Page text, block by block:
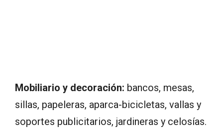
Mobiliario y decoración: bancos, mesas,
sillas, papeleras, aparca-bicicletas, vallas y
soportes publicitarios, jardineras y celosías.